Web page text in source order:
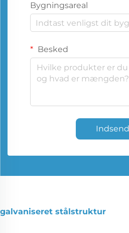
Bygningsareal
Besked
Indsend
galvaniseret stålstruktur